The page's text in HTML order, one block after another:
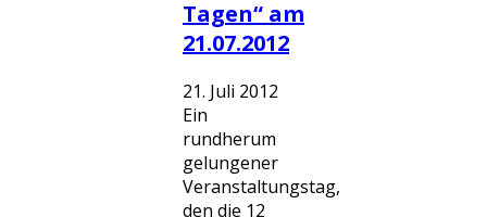
Tagen“ am
21.07.2012
21. Juli 2012
Ein
rundherum
gelungener
Veranstaltungstag,
den die 12